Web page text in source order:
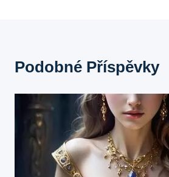
Podobné Příspěvky